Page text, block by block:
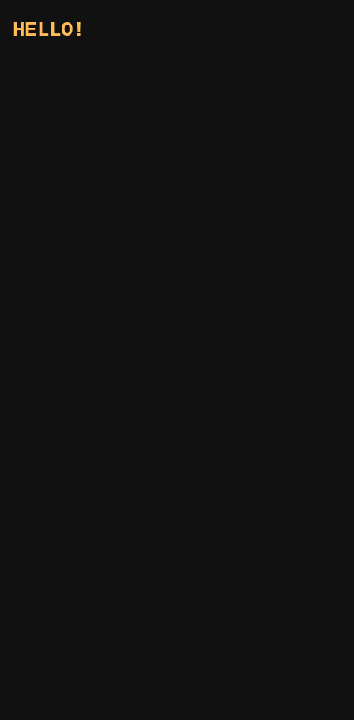
HELLO!